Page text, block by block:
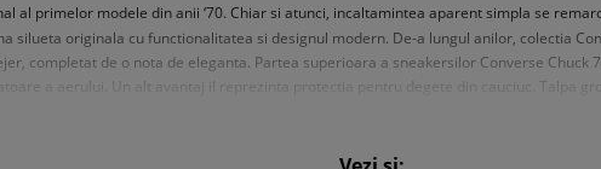
al primelor modele din anii ‘70. Chiar si atunci, incaltamintea aparent simpla se
originala cu functionalitatea si designul modern. De-a lungul anilor, colectia
completat de o nota de eleganta. Partea superioara a sneakersilor Converse
a aerului. Un alt avantaj il reprezinta protectia pentru degete din cauciuc. Talpa
responsabil pentru mentinerea unui mediu proaspat. La fel de importante sunt